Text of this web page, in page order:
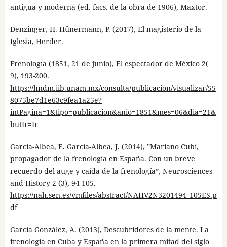
antigua y moderna (ed. facs. de la obra de 1906), Maxtor.
Denzinger, H. Hünermann, P. (2017), El magisterio de la
Iglesia, Herder.
Frenología (1851, 21 de junio), El espectador de México 2(
9), 193-200.
https://hndm.iib.unam.mx/consulta/publicacion/visualizar/55
8075be7d1e63c9fea1a25e?
intPagina=1&tipo=publicacion&anio=1851&mes=06&dia=21&
butIr=Ir
García-Albea, E. García-Albea, J. (2014), ”Mariano Cubí,
propagador de la frenología en España. Con un breve
recuerdo del auge y caída de la frenología”, Neurosciences
and History 2 (3), 94-105.
https://nah.sen.es/vmfiles/abstract/NAHV2N3201494_105ES.p
df
García González, A. (2013), Descubridores de la mente. La
frenología en Cuba y España en la primera mitad del siglo